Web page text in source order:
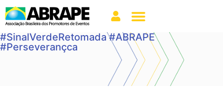
#SinalVerdeRetomada #ABRAPE
#Perseverançca